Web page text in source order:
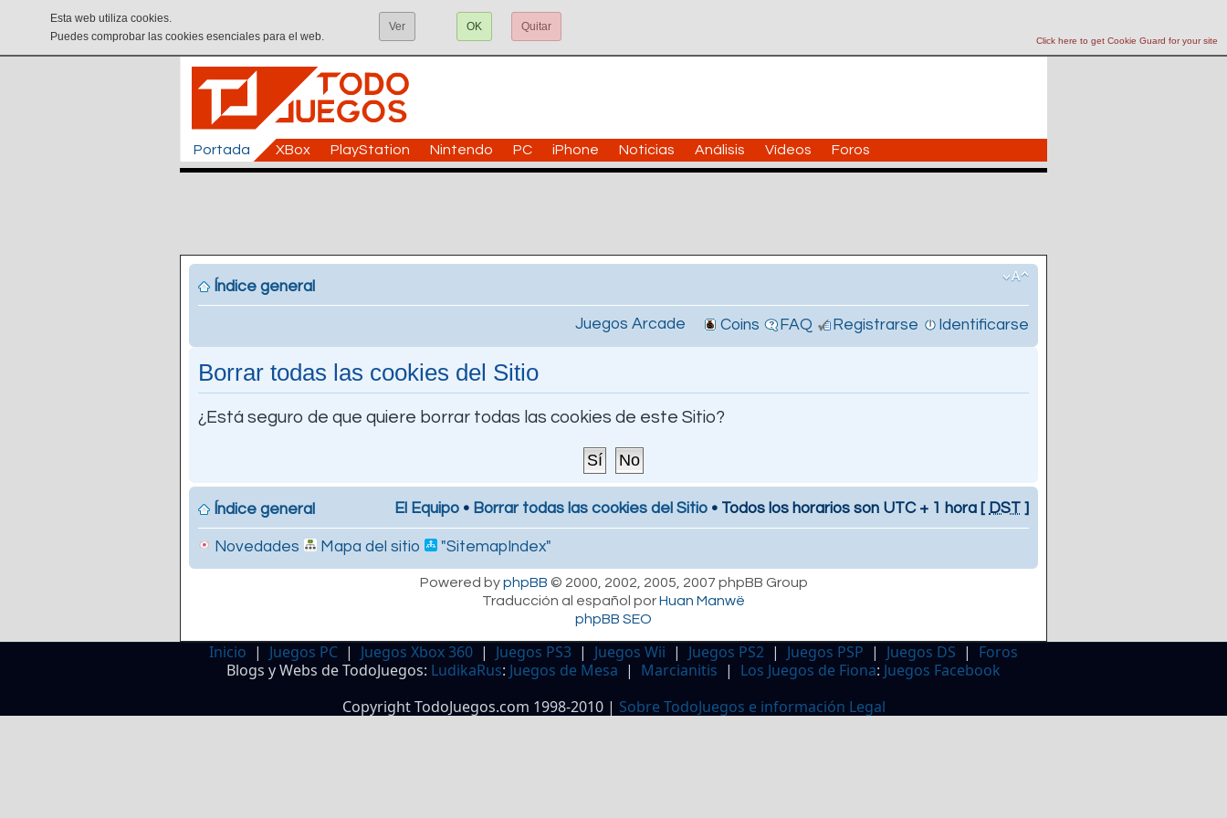
Click here to get Cookie Guard for your site
Esta web utiliza cookies.
Puedes comprobar las cookies esenciales para el web.
Ver OK Quitar
Portada XBox PlayStation Nintendo PC iPhone Noticias Análisis Vídeos Foros
Índice general
Juegos Arcade Coins FAQ Registrarse Identificarse
Borrar todas las cookies del Sitio
¿Está seguro de que quiere borrar todas las cookies de este Sitio?
Índice general El Equipo • Borrar todas las cookies del Sitio • Todos los horarios son UTC + 1 hora [ DST ]
Novedades Mapa del sitio "SitemapIndex"
Powered byphpBB © 2000, 2002, 2005, 2007 phpBB Group
Traducción al español porHuan Manwë
phpBB SEO
Inicio | Juegos PC | Juegos Xbox 360 | Juegos PS3 | Juegos Wii | Juegos PS2 | Juegos PSP | Juegos DS | Foros
Blogs y Webs de TodoJuegos: LudikaRus: Juegos de Mesa | Marcianitis | Los Juegos de Fiona: Juegos Facebook
Copyright TodoJuegos.com 1998-2010 | Sobre TodoJuegos e información Legal